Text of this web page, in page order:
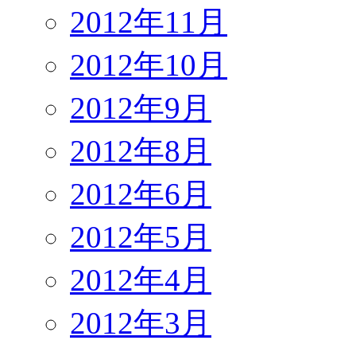
2012年11月
2012年10月
2012年9月
2012年8月
2012年6月
2012年5月
2012年4月
2012年3月